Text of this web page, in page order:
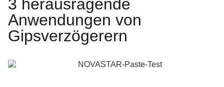
3 herausragende
Anwendungen von
Gipsverzögerern